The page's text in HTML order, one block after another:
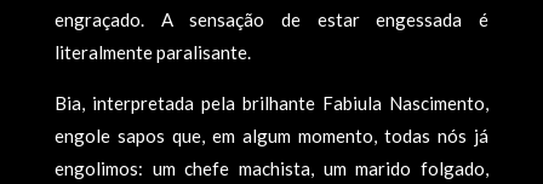
engraçado. A sensação de estar engessada é
literalmente paralisante.
Bia, interpretada pela brilhante Fabiula Nascimento,
engole sapos que, em algum momento, todas nós já
engolimos: um chefe machista, um marido folgado,